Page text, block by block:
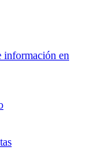
información en